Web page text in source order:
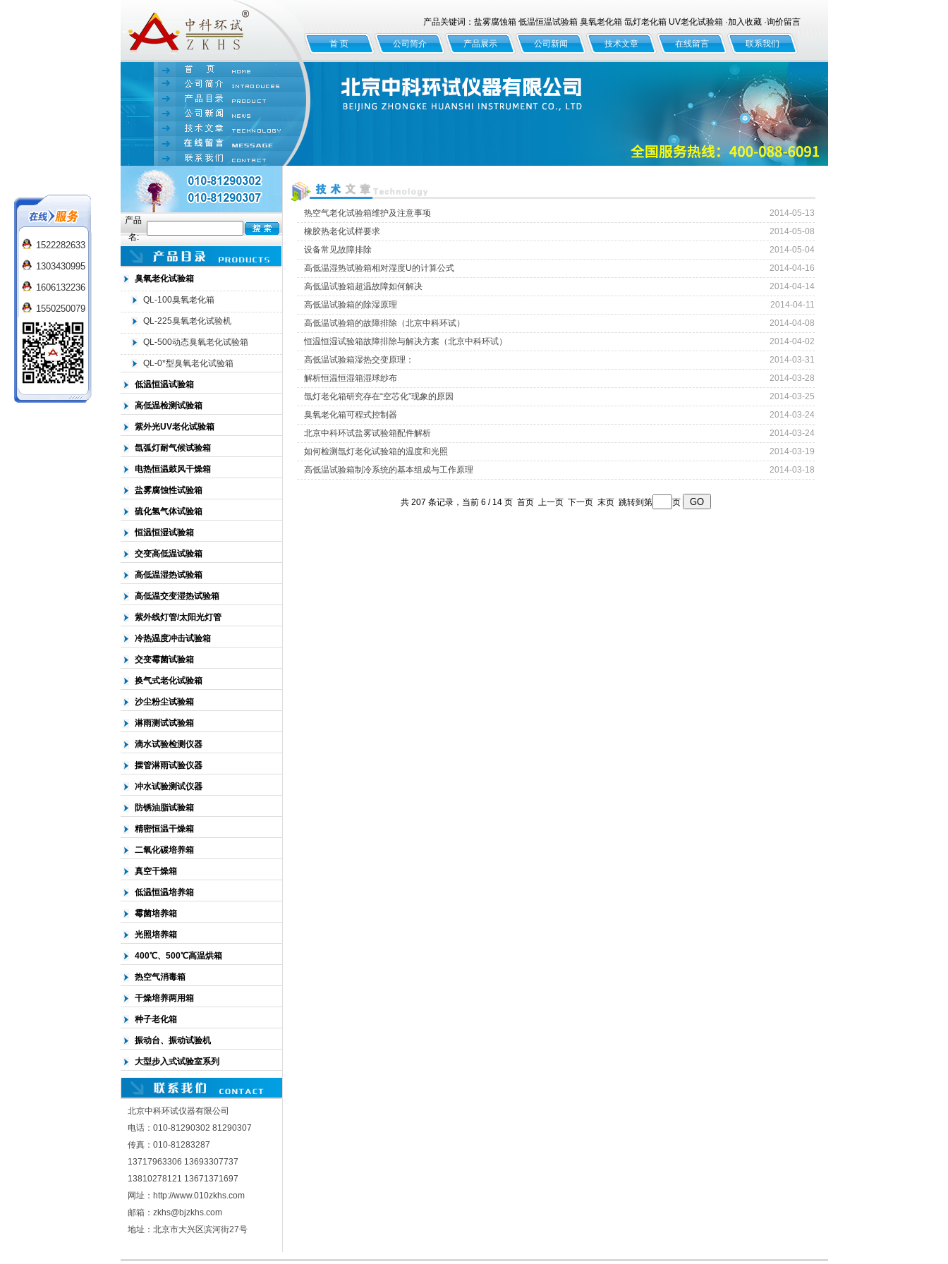
北京中科环试仪器有限公司
产品关键词：盐雾腐蚀箱 低温恒温试验箱 臭氧老化箱 氙灯老化箱 UV老化试验箱 ·加入收藏·询价留言
首 页 公司简介 产品展示 公司新闻 技术文章 在线留言 联系我们
产品
名:
臭氧老化试验箱
QL-100臭氧老化箱
QL-225臭氧老化试验机
QL-500动态臭氧老化试验箱
QL-0*型臭氧老化试验箱
低温恒温试验箱
高低温检测试验箱
紫外光UV老化试验箱
氙弧灯耐气候试验箱
电热恒温鼓风干燥箱
盐雾腐蚀性试验箱
硫化氢气体试验箱
恒温恒湿试验箱
交变高低温试验箱
高低温湿热试验箱
高低温交变湿热试验箱
紫外线灯管/太阳光灯管
冷热温度冲击试验箱
交变霉菌试验箱
换气式老化试验箱
沙尘粉尘试验箱
淋雨测试试验箱
滴水试验检测仪器
摆管淋雨试验仪器
冲水试验测试仪器
防锈油脂试验箱
精密恒温干燥箱
二氧化碳培养箱
真空干燥箱
低温恒温培养箱
霉菌培养箱
光照培养箱
400℃、500℃高温烘箱
热空气消毒箱
干燥培养两用箱
种子老化箱
振动台、振动试验机
大型步入式试验室系列
北京中科环试仪器有限公司
电话：010-81290302 81290307
传真：010-81283287
13717963306 13693307737
13810278121 13671371697
网址：http://www.010zkhs.com
邮箱：zkhs@bjzkhs.com
地址：北京市大兴区滨河街27号
热空气老化试验箱维护及注意事项
2014-05-13
橡胶热老化试样要求
2014-05-08
设备常见故障排除
2014-05-04
高低温湿热试验箱相对湿度U的计算公式
2014-04-16
高低温试验箱超温故障如何解决
2014-04-14
高低温试验箱的除湿原理
2014-04-11
高低温试验箱的故障排除（北京中科环试）
2014-04-08
恒温恒湿试验箱故障排除与解决方案（北京中科环试）
2014-04-02
高低温试验箱湿热交变原理：
2014-03-31
解析恒温恒湿箱湿球纱布
2014-03-28
氙灯老化箱研究存在“空芯化”现象的原因
2014-03-25
臭氧老化箱可程式控制器
2014-03-24
北京中科环试盐雾试验箱配件解析
2014-03-24
如何检测氙灯老化试验箱的温度和光照
2014-03-19
高低温试验箱制冷系统的基本组成与工作原理
2014-03-18
共 207 条记录，当前 6 / 14 页 首页 上一页 下一页 末页跳转到第 页
1522282633
1303430995
1606132236
1550250079